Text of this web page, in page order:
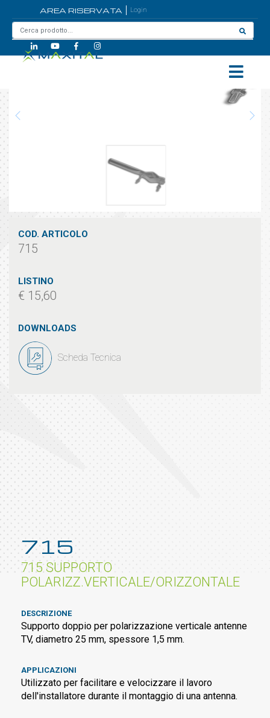
AREA RISERVATA Login
COD. ARTICOLO
715
LISTINO
€ 15,60
DOWNLOADS
Scheda Tecnica
715
715 SUPPORTO
POLARIZZ.VERTICALE/ORIZZONTALE
DESCRIZIONE
Supporto doppio per polarizzazione verticale antenne
TV, diametro 25 mm, spessore 1,5 mm.
APPLICAZIONI
Utilizzato per facilitare e velocizzare il lavoro
dell'installatore durante il montaggio di una antenna.